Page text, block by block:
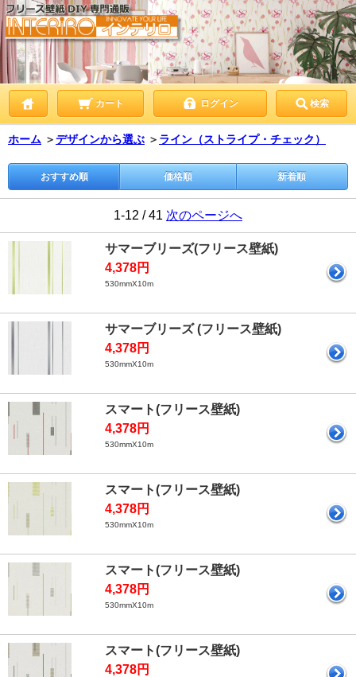
カート ログイン 検索
ホーム ＞デザインから選ぶ ＞ ライン（ストライプ・チェック）
おすすめ順 価格順 新着順
1-12 / 41 次のページへ
サマーブリーズ(フリース壁紙)
4,378円
530mmX10m
サマーブリーズ (フリース壁紙)
4,378円
530mmX10m
スマート(フリース壁紙)
4,378円
530mmX10m
スマート(フリース壁紙)
4,378円
530mmX10m
スマート(フリース壁紙)
4,378円
530mmX10m
スマート(フリース壁紙)
4,378円